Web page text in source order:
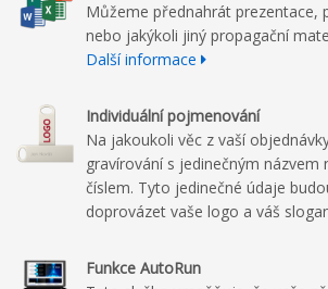
Můžeme přednahrát prezentace,
nebo jakýkoli jiný propagační
Další informace
Individuální pojmenování
Na jakoukoli věc z vaší
gravírování s jedinečným názvem
číslem. Tyto jedinečné údaje
doprovázet vaše logo a váš
Funkce AutoRun